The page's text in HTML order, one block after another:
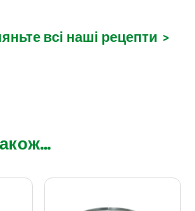
всі наші рецепти >